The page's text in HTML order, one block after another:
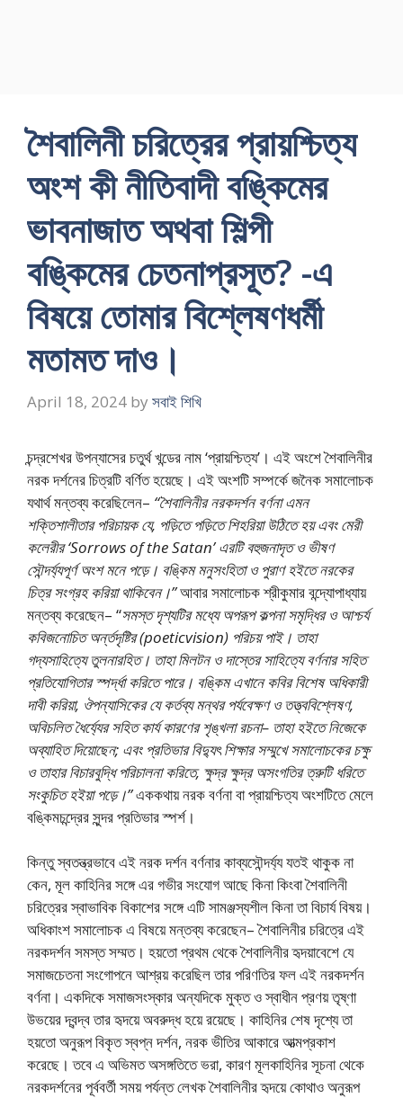
শৈবালিনী চরিত্রের প্রায়শ্চিত্য
অংশ কী নীতিবাদী বঙ্কিমের
ভাবনাজাত অথবা শিল্পী
বঙ্কিমের চেতনাপ্রসূত? -এ
বিষয়ে তোমার বিশ্লেষণধর্মী
মতামত দাও।
April 18, 2024 by সবাই শিখি
চন্দ্রশেখর উপন্যাসের চতুর্থ খন্ডের নাম ‘প্রায়শ্চিত্য’। এই অংশে শৈবালিনীর
নরক দর্শনের চিত্রটি বর্ণিত হয়েছে। এই অংশটি সম্পর্কে জনৈক সমালোচক
যথার্থ মন্তব্য করেছিলেন– “শৈবালিনীর নরকদর্শন বর্ণনা এমন
শক্তিশালীতার পরিচায়ক যে, পড়িতে পড়িতে শিহরিয়া উঠিতে হয় এবং মেরী
কলেরীর ‘Sorrows of the Satan’ এরটি বহুজনাদৃত ও ভীষণ
সৌন্দর্য্যপূর্ণ অংশ মনে পড়ে। বঙ্কিম মনুসংহিতা ও পুরাণ হইতে নরকের
চিত্র সংগ্রহ করিয়া থাকিবেন।”আবার সমালোচক শ্রীকুমার বন্দ্যোপাধ্যায়
মন্তব্য করেছেন– “সমস্ত দৃশ্যটির মধ্যে অপরূপ কল্পনা সমৃদ্ধির ও আশ্চর্য
কবিজনোচিত অর্ন্তদৃষ্টির (poeticvision) পরিচয় পাই। তাহা
গদ্যসাহিত্যে তুলনারহিত। তাহা মিলটন ও দাস্তের সাহিত্যে বর্ণনার সহিত
প্রতিযোগিতার স্পর্দ্ধা করিতে পারে। বঙ্কিম এখানে কবির বিশেষ অধিকারী
দাবী করিয়া, ঔপন্যাসিকের যে কর্তব্য মন্থর পর্যবেক্ষণ ও তত্ত্ববিশ্লেষণ,
অবিচলিত ধৈর্য্যের সহিত কার্য কারণের শৃঙ্খলা রচনা– তাহা হইতে নিজেকে
অব্যাহিত দিয়োছেন; এবং প্রতিভার বিদ্যুৎ শিক্ষার সম্মুখে সমালোচকের চক্ষু
ও তাহার বিচারবুদ্ধি পরিচালনা করিতে, ক্ষুদ্র ক্ষুদ্র অসংগতির ত্রুটি ধরিতে
সংকুচিত হইয়া পড়ে।”এককথায় নরক বর্ণনা বা প্রায়শ্চিত্য অংশটিতে মেলে
বঙ্কিমচন্দ্রের সুন্দর প্রতিভার স্পর্শ।
কিন্তু স্বতন্ত্রভাবে এই নরক দর্শন বর্ণনার কাব্যসৌন্দর্য্য যতই থাকুক না
কেন, মূল কাহিনির সঙ্গে এর গভীর সংযোগ আছে কিনা কিংবা শৈবালিনী
চরিত্রের স্বাভাবিক বিকাশের সঙ্গে এটি সামঞ্জস্যশীল কিনা তা বিচার্য বিষয়।
অধিকাংশ সমালোচক এ বিষয়ে মন্তব্য করেছেন– শৈবালিনীর চরিত্রে এই
নরকদর্শন সমস্ত সম্মত। হয়তো প্রথম থেকে শৈবালিনীর হৃদয়াবেশে যে
সমাজচেতনা সংগোপনে আশ্রয় করেছিল তার পরিণতির ফল এই নরকদর্শন
বর্ণনা। একদিকে সমাজসংস্কার অন্যদিকে মুক্ত ও স্বাধীন প্রণয় তৃষ্ণা
উভয়ের দ্বন্দ্ব তার হৃদয়ে অবরুদ্ধ হয়ে রয়েছে। কাহিনির শেষ দৃশ্যে তা
হয়তো অনুরূপ বিকৃত স্বপ্ন দর্শন, নরক ভীতির আকারে আত্মপ্রকাশ
করেছে। তবে এ অভিমত অসঙ্গতিতে ভরা, কারণ মূলকাহিনির সূচনা থেকে
নরকদর্শনের পূর্ববর্তী সময় পর্যন্ত লেখক শৈবালিনীর হৃদয়ে কোথাও অনুরূপ